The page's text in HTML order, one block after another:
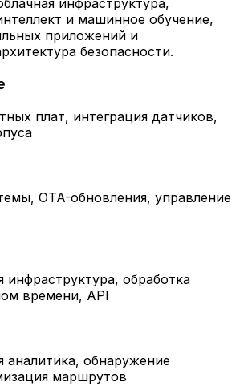
и машинное обучение,
приложений и
безопасности.
плат, интеграция датчиков,
OTA-обновления, управление
обработка
времени, API
аналитика, обнаружение
маршрутов